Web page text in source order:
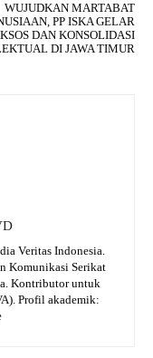
WUJUDKAN MARTABAT
PP ISKA GELAR
DAN KONSOLIDASI
DI JAWA TIMUR
Veritas Indonesia.
Komunikasi Serikat
Kontributor untuk
Profil akademik: